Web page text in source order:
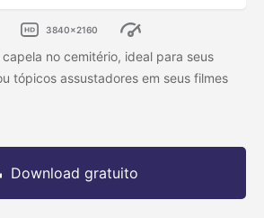
3840x2160
no cemitério, ideal para seus
tópicos assustadores em seus filmes
Download gratuito